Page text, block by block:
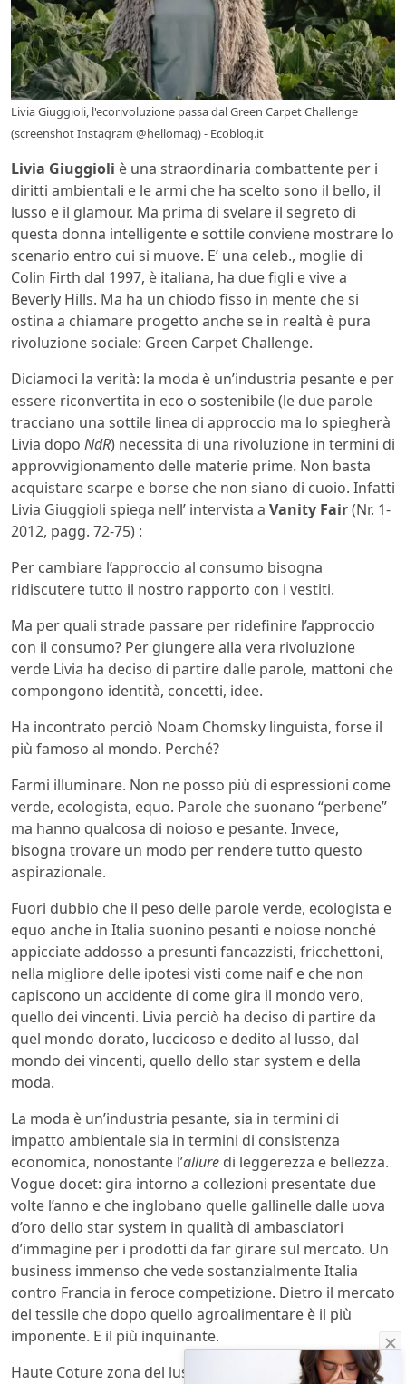
Livia Giuggioli, l'ecorivoluzione passa dal Green Carpet Challenge
(screenshot Instagram @hellomag) - Ecoblog.it
Livia Giuggioli è una straordinaria combattente per i
diritti ambientali e le armi che ha scelto sono il bello, il
lusso e il glamour. Ma prima di svelare il segreto di
questa donna intelligente e sottile conviene mostrare lo
scenario entro cui si muove. E’ una celeb., moglie di
Colin Firth dal 1997, è italiana, ha due figli e vive a
Beverly Hills. Ma ha un chiodo fisso in mente che si
ostina a chiamare progetto anche se in realtà è pura
rivoluzione sociale: Green Carpet Challenge.
Diciamoci la verità: la moda è un’industria pesante e per
essere riconvertita in eco o sostenibile (le due parole
tracciano una sottile linea di approccio ma lo spiegherà
Livia dopo NdR) necessita di una rivoluzione in termini di
approvvigionamento delle materie prime. Non basta
acquistare scarpe e borse che non siano di cuoio. Infatti
Livia Giuggioli spiega nell’ intervista a Vanity Fair(Nr. 1-
2012, pagg. 72-75) :
Per cambiare l’approccio al consumo bisogna
ridiscutere tutto il nostro rapporto con i vestiti.
Ma per quali strade passare per ridefinire l’approccio
con il consumo? Per giungere alla vera rivoluzione
verde Livia ha deciso di partire dalle parole, mattoni che
compongono identità, concetti, idee.
Ha incontrato perciò Noam Chomsky linguista, forse il
più famoso al mondo. Perché?
Farmi illuminare. Non ne posso più di espressioni come
verde, ecologista, equo. Parole che suonano “perbene”
ma hanno qualcosa di noioso e pesante. Invece,
bisogna trovare un modo per rendere tutto questo
aspirazionale.
Fuori dubbio che il peso delle parole verde, ecologista e
equo anche in Italia suonino pesanti e noiose nonché
appicciate addosso a presunti fancazzisti, fricchettoni,
nella migliore delle ipotesi visti come naif e che non
capiscono un accidente di come gira il mondo vero,
quello dei vincenti. Livia perciò ha deciso di partire da
quel mondo dorato, luccicoso e dedito al lusso, dal
mondo dei vincenti, quello dello star system e della
moda.
La moda è un’industria pesante, sia in termini di
impatto ambientale sia in termini di consistenza
economica, nonostante l’allure di leggerezza e bellezza.
Vogue docet: gira intorno a collezioni presentate due
volte l’anno e che inglobano quelle gallinelle dalle uova
d’oro dello star system in qualità di ambasciatori
d’immagine per i prodotti da far girare sul mercato. Un
business immenso che vede sostanzialmente Italia
contro Francia in feroce competizione. Dietro il mercato
del tessile che dopo quello agroalimentare è il più
imponente. E il più inquinante.
Haute Coture zona del lusso estremo e artigianato